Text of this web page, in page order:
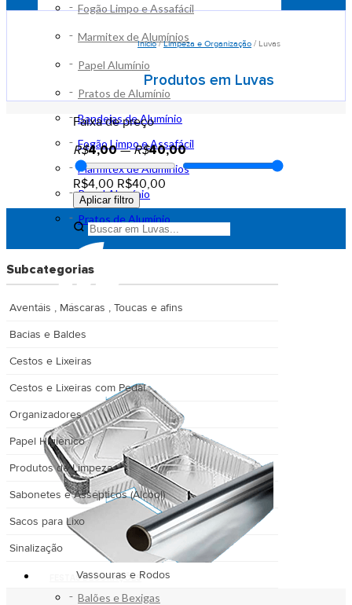
Fogão Limpo e Assafácil
Marmitex de Alumínios
Papel Alumínio
Pratos de Alumínio
Bandejas de Alumínio
Fogão Limpo e Assafácil
Marmitex de Alumínios
Papel Alumínio
Pratos de Alumínio
FESTAS DECORAÇÕES
Balões e Bexigas
Início/Limpeza e Organização / Luvas
Produtos em Luvas
Faixa de preço
R$4,00 — R$40,00
R$4,00 R$40,00
Aplicar filtro
Subcategorias
Aventáis , Máscaras , Toucas e afins
Bacias e Baldes
Cestos e Lixeiras
Cestos e Lixeiras com Pedal
Organizadores
Papel Higiênico
Produtos de Limpeza
Sabonetes e Assépticos (Alcool)
Sacos para Lixo
Sinalização
Vassouras e Rodos